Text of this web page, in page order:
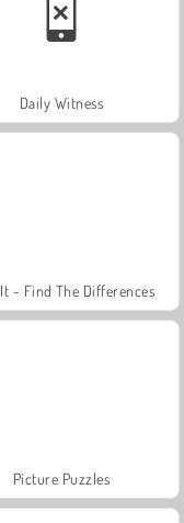
Daily Witness
- Find The Differences
Picture Puzzles